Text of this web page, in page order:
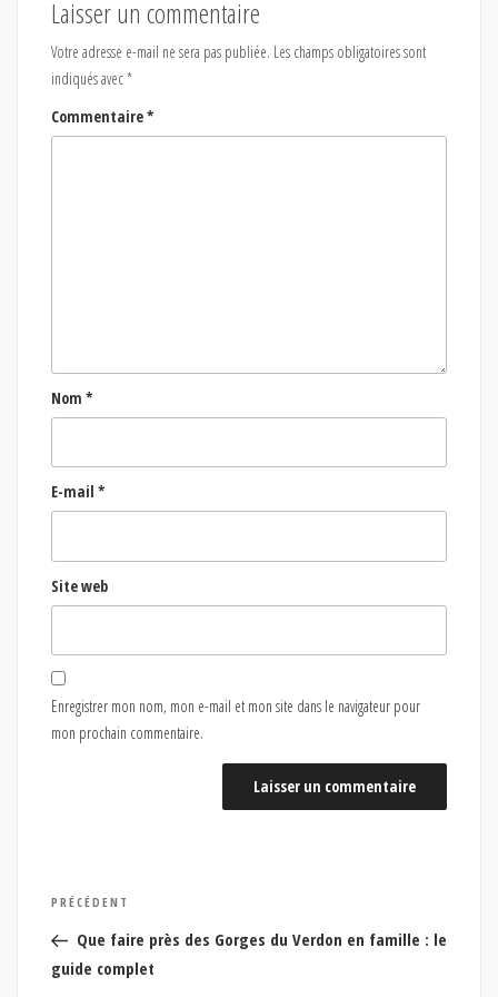
Laisser un commentaire
Votre adresse e-mail ne sera pas publiée. Les champs obligatoires sont
indiqués avec*
Commentaire*
Nom *
E-mail *
Site web
Enregistrer mon nom, mon e-mail et mon site dans le navigateur pour
mon prochain commentaire.
Navigation
de
l’article
Article
précédent
PRÉCÉDENT
Que faire près des Gorges du Verdon en famille : le
guide complet